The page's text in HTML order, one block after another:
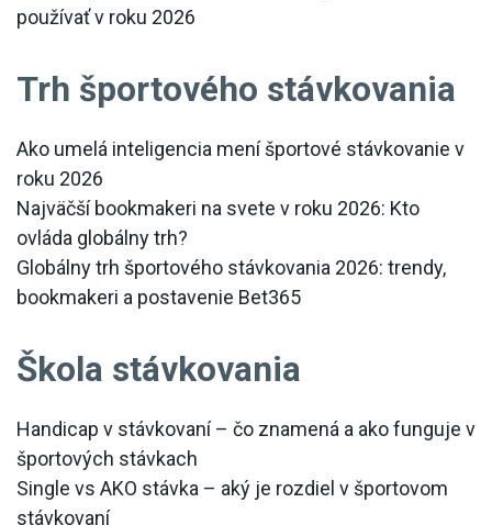
používať v roku 2026
Trh športového stávkovania
Ako umelá inteligencia mení športové stávkovanie v
roku 2026
Najväčší bookmakeri na svete v roku 2026: Kto
ovláda globálny trh?
Globálny trh športového stávkovania 2026: trendy,
bookmakeri a postavenie Bet365
Škola stávkovania
Handicap v stávkovaní – čo znamená a ako funguje v
športových stávkach
Single vs AKO stávka – aký je rozdiel v športovom
stávkovaní